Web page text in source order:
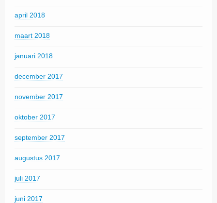
april 2018
maart 2018
januari 2018
december 2017
november 2017
oktober 2017
september 2017
augustus 2017
juli 2017
juni 2017